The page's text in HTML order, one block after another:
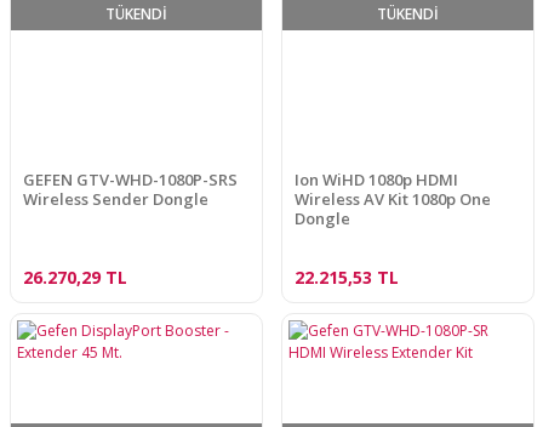
TÜKENDİ
GEFEN GTV-WHD-1080P-SRS
Wireless Sender Dongle
26.270,29 TL
TÜKENDİ
Ion WiHD 1080p HDMI
Wireless AV Kit 1080p One
Dongle
22.215,53 TL